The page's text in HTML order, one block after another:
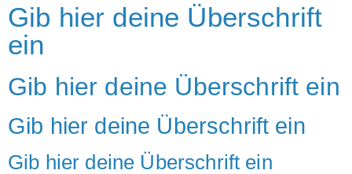
Gib hier deine Überschrift
ein
Gib hier deine Überschrift ein
Gib hier deine Überschrift ein
Gib hier deine Überschrift ein